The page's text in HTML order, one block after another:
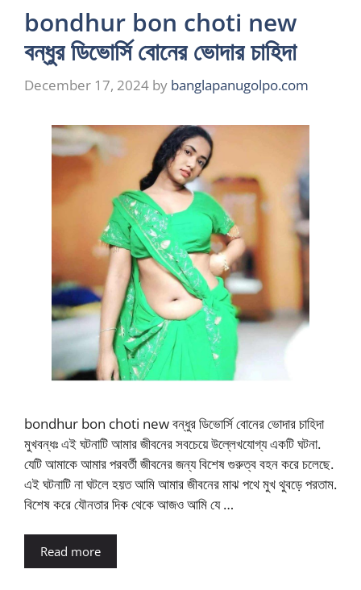
bondhur bon choti new
বন্ধুর ডিভোর্সি বোনের ভোদার চাহিদা
December 17, 2024 by banglapanugolpo.com
bondhur bon choti new বন্ধুর ডিভোর্সি বোনের ভোদার চাহিদা
মুখবন্ধঃ এই ঘটনাটি আমার জীবনের সবচেয়ে উল্লেখযোগ্য একটি ঘটনা.
যেটি আমাকে আমার পরবর্তী জীবনের জন্য বিশেষ গুরুত্ব বহন করে চলেছে.
এই ঘটনাটি না ঘটলে হয়ত আমি আমার জীবনের মাঝ পথে মুখ থুবড়ে পরতাম.
বিশেষ করে যৌনতার দিক থেকে আজও আমি যে …
Read more